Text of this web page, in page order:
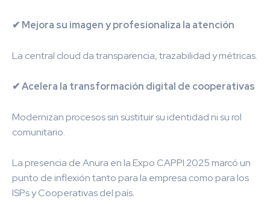
✔ Mejora su imagen y profesionaliza la atención
La central cloud da transparencia, trazabilidad y métricas.
✔ Acelera la transformación digital de cooperativas
Modernizan procesos sin sustituir su identidad ni su rol
comunitario.
La presencia de Anura en la Expo CAPPI 2025 marcó un
punto de inflexión tanto para la empresa como para los
ISPs y Cooperativas del país.